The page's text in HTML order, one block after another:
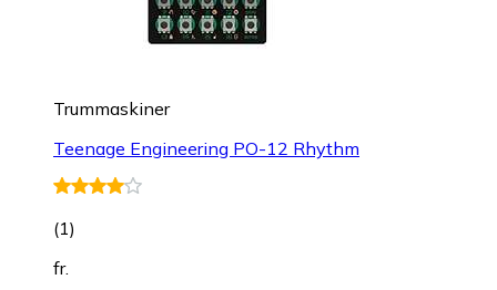
Trummaskiner
Teenage Engineering PO-12 Rhythm
(1)
fr.